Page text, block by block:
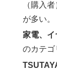
（購入
が多い。
家電、
のカテゴ